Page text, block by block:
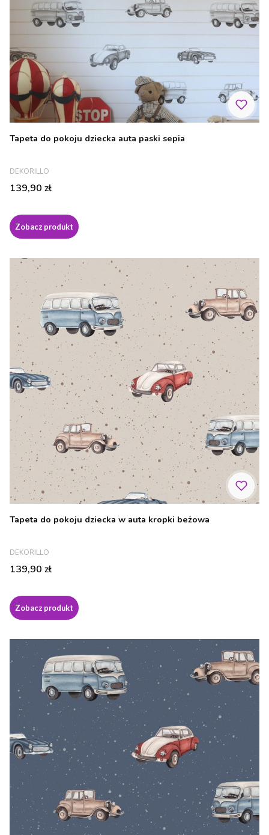
Tapeta do pokoju dziecka auta paski sepia
PRODUCENT
DEKORILLO
Cena
139,90 zł
Zobacz produkt
Tapeta do pokoju dziecka w auta kropki beżowa
PRODUCENT
DEKORILLO
Cena
139,90 zł
Zobacz produkt